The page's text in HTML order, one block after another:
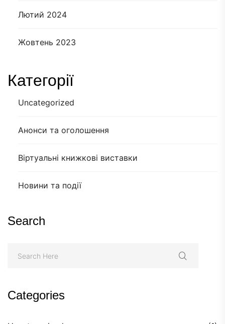
Лютий 2024
Жовтень 2023
Категорії
Uncategorized
Анонси та оголошення
Віртуальні книжкові виставки
Новини та події
Search
Categories